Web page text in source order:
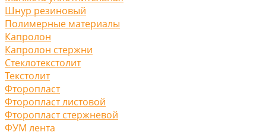
Шнур резиновый
Полимерные материалы
Капролон
Капролон стержни
Стеклотекстолит
Текстолит
Фторопласт
Фторопласт листовой
Фторопласт стержневой
ФУМ лента